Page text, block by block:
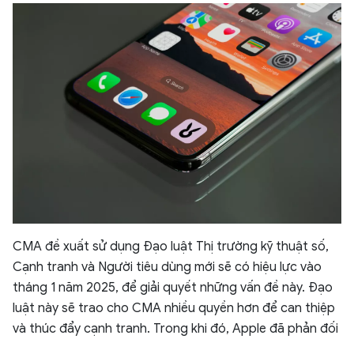
CMA đề xuất sử dụng Đạo luật Thị trường kỹ thuật số,
Cạnh tranh và Người tiêu dùng mới sẽ có hiệu lực vào
tháng 1 năm 2025, để giải quyết những vấn đề này. Đạo
luật này sẽ trao cho CMA nhiều quyền hơn để can thiệp
và thúc đẩy cạnh tranh. Trong khi đó, Apple đã phản đối